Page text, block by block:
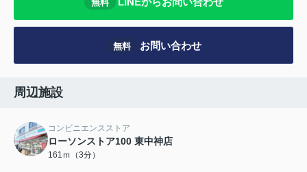
無料
無料 お問い合わせ
周辺施設
コンビニエンスストア
ローソンストア100 東中神店
161ｍ（3分）